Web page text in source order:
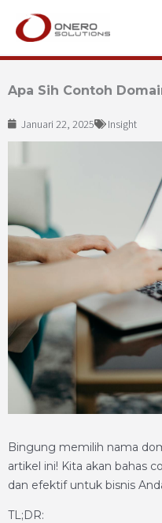
Lewati
Apa Sih Contoh
Januari 22, 2025 Insight
Bingung memilih nama
artikel ini! Kita akan bahas
dan efektif untuk bisnis
TL;DR: